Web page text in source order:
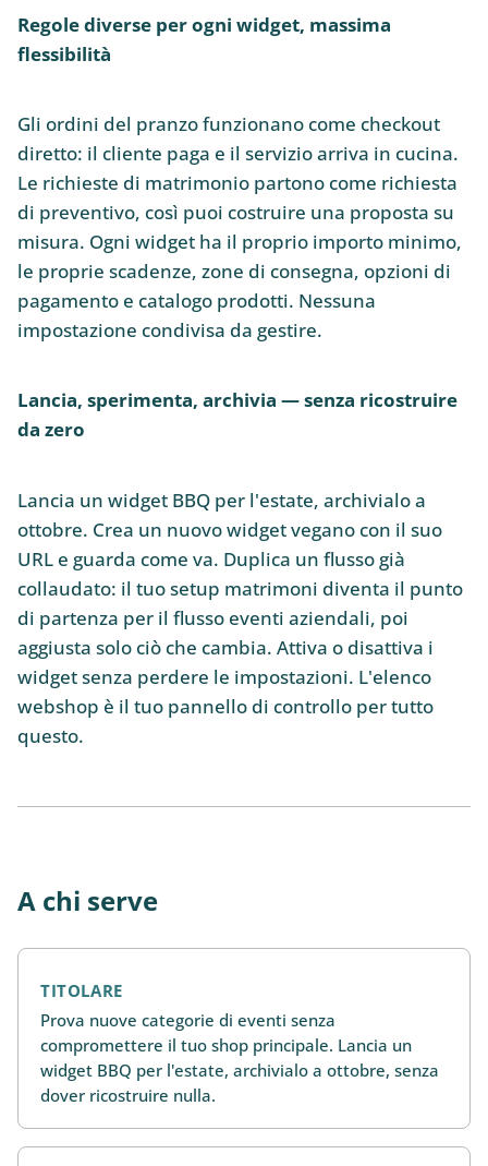
Regole diverse per ogni widget, massima
flessibilità
Gli ordini del pranzo funzionano come checkout
diretto: il cliente paga e il servizio arriva in cucina.
Le richieste di matrimonio partono come richiesta
di preventivo, così puoi costruire una proposta su
misura. Ogni widget ha il proprio importo minimo,
le proprie scadenze, zone di consegna, opzioni di
pagamento e catalogo prodotti. Nessuna
impostazione condivisa da gestire.
Lancia, sperimenta, archivia — senza ricostruire
da zero
Lancia un widget BBQ per l'estate, archivialo a
ottobre. Crea un nuovo widget vegano con il suo
URL e guarda come va. Duplica un flusso già
collaudato: il tuo setup matrimoni diventa il punto
di partenza per il flusso eventi aziendali, poi
aggiusta solo ciò che cambia. Attiva o disattiva i
widget senza perdere le impostazioni. L'elenco
webshop è il tuo pannello di controllo per tutto
questo.
A chi serve
TITOLARE
Prova nuove categorie di eventi senza
compromettere il tuo shop principale. Lancia un
widget BBQ per l'estate, archivialo a ottobre, senza
dover ricostruire nulla.